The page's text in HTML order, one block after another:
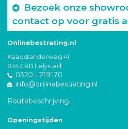
Bezoek onze
contact op voor gratis
Onlinebestrating.nl
Kaapstanderweg 41
8243 RB Lelystad
0320 - 219170
info@onlinebestrating.nl
Routebeschrijving
Openingstijden